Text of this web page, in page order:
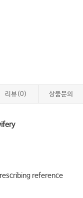
리뷰(0) 상품문의
reference